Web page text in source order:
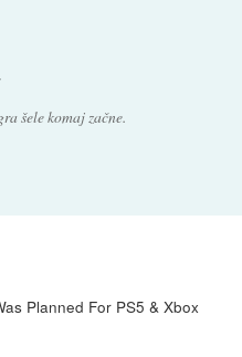
šele komaj začne.
Planned For PS5 & Xbox